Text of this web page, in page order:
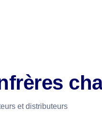
et distributeurs